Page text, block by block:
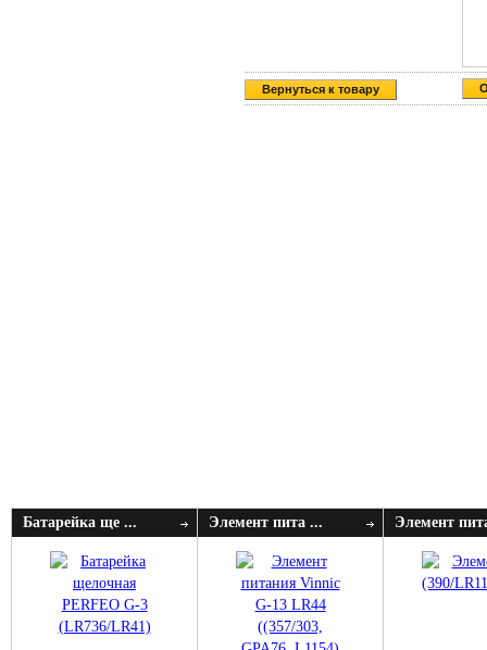
Вернуться к товару
Батарейка ще ... Элемент пита ... Элемент